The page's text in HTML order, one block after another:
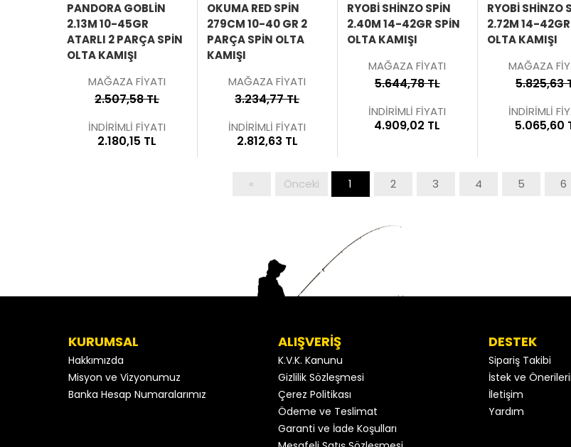
PANDORA GOBLIN
2.13M 10-45GR
ATARLI 2 PARÇA SPIN
OLTA KAMIŞI
MAĞAZA FİYATI
2.507,58 TL
İNDİRİMLİ FİYATI
2.180,15 TL
OKUMA RED SPIN
279CM 10-40 GR 2
PARÇA SPIN OLTA
KAMIŞI
MAĞAZA FİYATI
3.234,77 TL
İNDİRİMLİ FİYATI
2.812,63 TL
RYOBI SHINZO SPIN
2.40M 14-42GR SPIN
OLTA KAMIŞI
MAĞAZA FİYATI
5.644,78 TL
İNDİRİMLİ FİYATI
4.909,02 TL
RYOBI SHINZO
2.72M 14-42GR
OLTA KAMIŞI
MAĞAZA
5.825,63
İNDİRİMLİ
5.065,60
« Önceki 1 2 3 4 5 6
KURUMSAL
Hakkımızda
Misyon ve Vizyonumuz
Banka Hesap Numaralarımız
ALIŞVERİŞ
K.V.K. Kanunu
Gizlilik Sözleşmesi
Çerez Politikası
Ödeme ve Teslimat
Garanti ve İade Koşulları
DESTEK
Sipariş Takibi
İstek ve
İletişim
Yardım